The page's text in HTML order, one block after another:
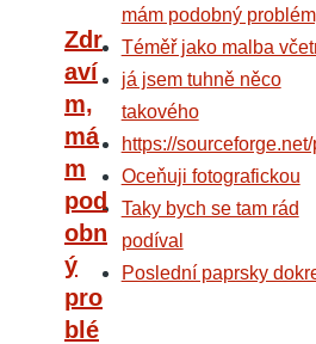
Zdr
aví
m,
má
m
pod
obn
ý
pro
blé
mám podobný
Téměř jako malba
já jsem tuhně něco
takového
https://
Oceňuji fotografickou
Taky bych se tam rád
podíval
Poslední paprsky